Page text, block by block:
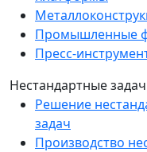
Промышленные
Пресс-
Нестандартные
Решение
задач
Производство